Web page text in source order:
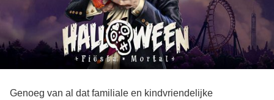
Genoeg van al dat familiale en kindvriendelijke